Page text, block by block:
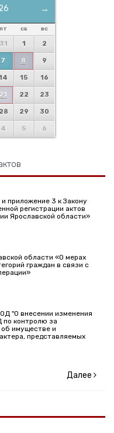
→
ПТ СБ ВС
31 1 2
7 8 9
15 16
21 22 23
28 29 30
4 5 6
приложение 3 к Закону
регистрации актов
Ярославской области»
области «О мерах
граждан в связи с
"О внесении изменения
по контролю за
об имуществе и
представляемых
Далее